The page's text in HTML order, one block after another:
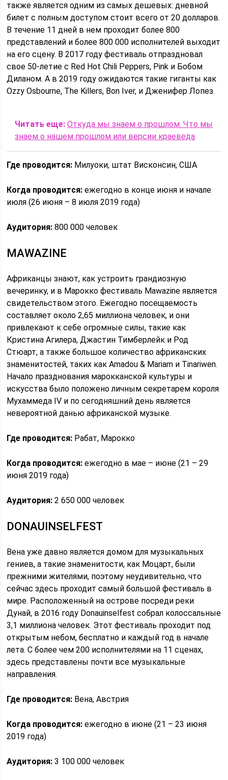
также является одним из самых дешевых: дневной
билет с полным доступом стоит всего от 20 долларов.
В течение 11 дней в нем проходит более 800
представлений и более 800 000 исполнителей выходит
на его сцену. В 2017 году фестиваль отпраздновал
свое 50-летие с Red Hot Chili Peppers, Pink и Бобом
Диланом. А в 2019 году ожидаются такие гиганты как
Ozzy Osbourne, The Killers, Bon Iver, и Дженифер Лопез.
Читать еще: Откуда мы знаем о прошлом. Что мы
знаем о нашем прошлом или версии краеведа
Где проводится: Милуоки, штат Висконсин, США
Когда проводится: ежегодно в конце июня и начале
июля (26 июня – 8 июля 2019 года)
Аудитория: 800 000 человек
MAWAZINE
Африканцы знают, как устроить грандиозную
вечеринку, и в Марокко фестиваль Mawazine является
свидетельством этого. Ежегодно посещаемость
составляет около 2,65 миллиона человек, и они
привлекают к себе огромные силы, такие как
Кристина Агилера, Джастин Тимберлейк и Род
Стюарт, а также большое количество африканских
знаменитостей, таких как Amadou & Mariam и Tinariwen.
Начало празднования марокканской культуры и
искусства было положено личным секретарем короля
Мухаммеда IV и по сегодняшний день является
невероятной данью африканской музыке.
Где проводится: Рабат, Марокко
Когда проводится: ежегодно в мае – июне (21 – 29
июня 2019 года)
Аудитория: 2 650 000 человек
DONAUINSELFEST
Вена уже давно является домом для музыкальных
гениев, а такие знаменитости, как Моцарт, были
прежними жителями, поэтому неудивительно, что
сейчас здесь проходит самый большой фестиваль в
мире. Расположенный на острове посреди реки
Дунай, в 2016 году Donauinselfest собрал колоссальные
3,1 миллиона человек. Этот фестиваль проходит под
открытым небом, бесплатно и каждый год в начале
лета. С более чем 200 исполнителями на 11 сценах,
здесь представлены почти все музыкальные
направления.
Где проводится: Вена, Австрия
Когда проводится: ежегодно в июне (21 – 23 июня
2019 года)
Аудитория: 3 100 000 человек